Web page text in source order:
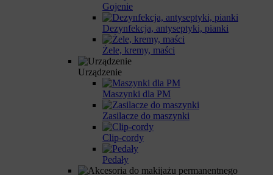
Gojenie
Dezynfekcja, antyseptyki, pianki
Żele, kremy, maści
Urządzenie
Maszynki dla PM
Zasilacze do maszynki
Clip-cordy
Pedały